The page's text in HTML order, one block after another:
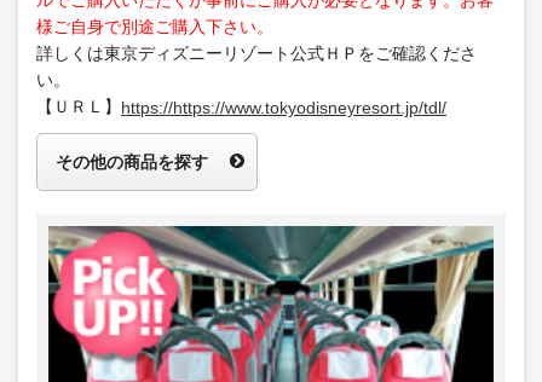
様ご自身で別途ご購入下さい。
詳しくは東京ディズニーリゾート公式ＨＰをご確認くださ
い。
【ＵＲＬ】 https://https://www.tokyodisneyresort.jp/tdl/
その他の商品を探す